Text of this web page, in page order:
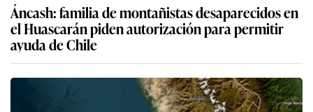
Áncash: familia de montañistas desaparecidos en
el Huascarán piden autorización para permitir
ayuda de Chile